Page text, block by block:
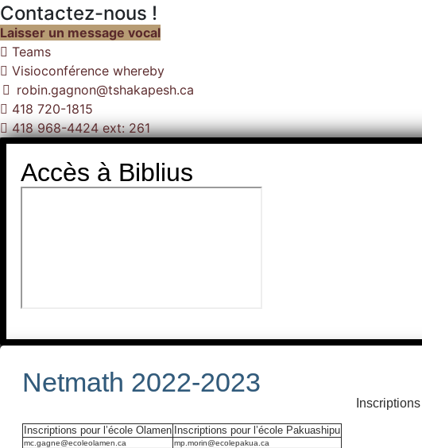
Contactez-nous !
Laisser un message vocal
Teams
Visioconférence whereby
robin.gagnon@tshakapesh.ca
418 720-1815
418 968-4424 ext: 261
Accès à Biblius
Netmath 2022-2023
Inscriptions pour l’école Olamen Inscriptions pour l’école Pakuashipu
mc.gagne@ecoleolamen.ca
mp.morin@ecolepakua.ca